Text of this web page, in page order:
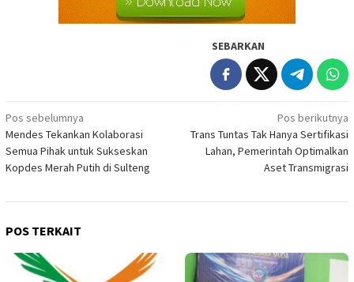
SEBARKAN
Navigasi
pos
Pos sebelumnya
Mendes Tekankan Kolaborasi
Semua Pihak untuk Sukseskan
Kopdes Merah Putih di Sulteng
Pos berikutnya
Trans Tuntas Tak Hanya Sertifikasi
Lahan, Pemerintah Optimalkan
Aset Transmigrasi
POS TERKAIT